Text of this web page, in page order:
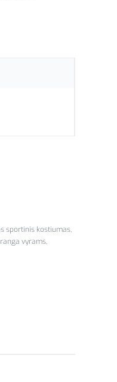
sportinis kostiumas,
vyrams,